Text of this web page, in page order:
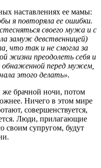
наставлениях ее мамы:
я повторяла ее ошибки.
своего мужа и с
замуж девственницей)
что так и не смогла за
жизни преодолеть себя и
обнаженной перед мужем,
этого делать».
же брачной ночи, потом
Ничего в этом мире
совершенствуется,
Люди, прилагающие
своим супругом, будут